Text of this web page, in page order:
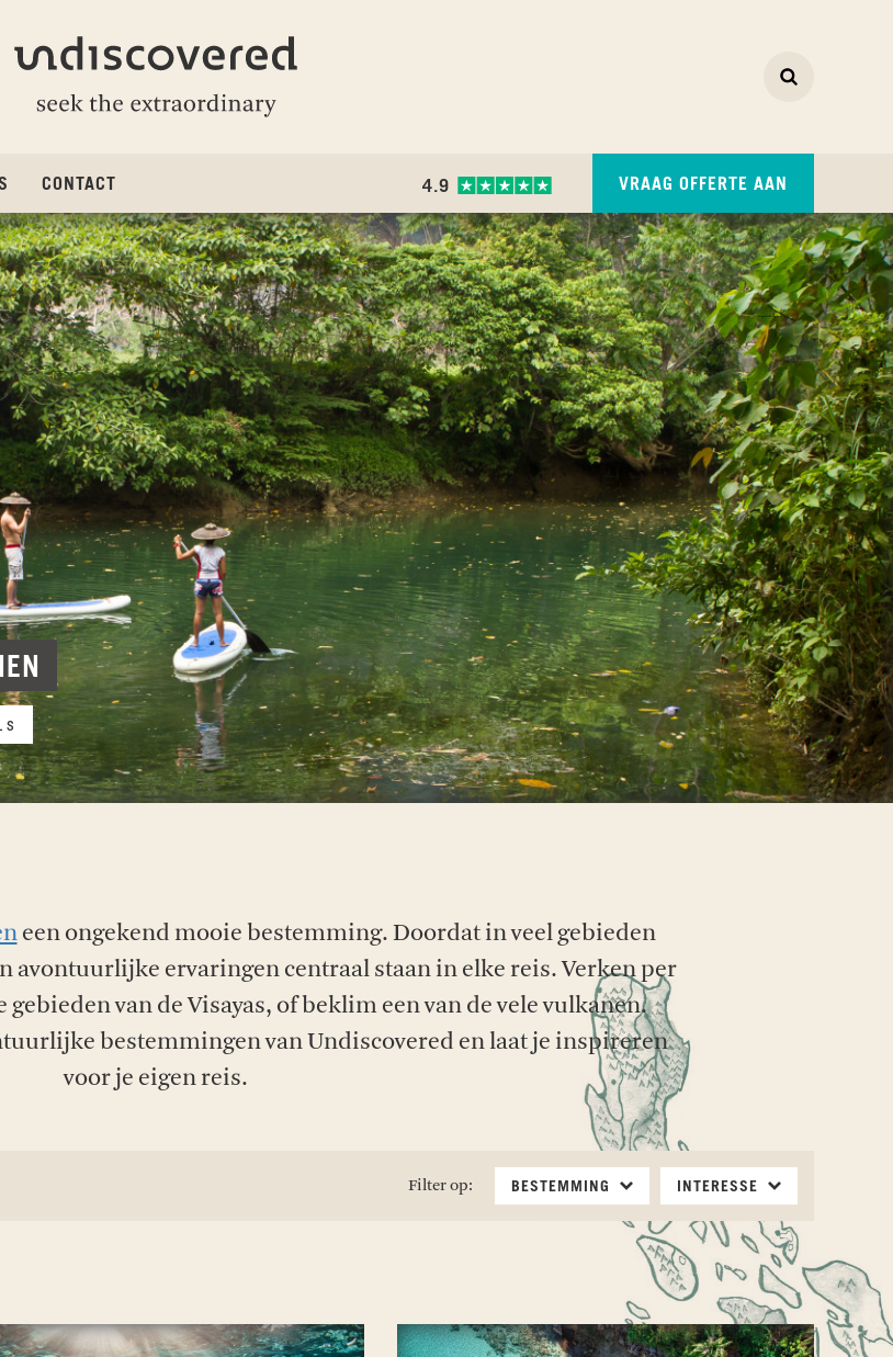
Undiscovered
Zoeken
CONTACT 4.9 VRAAG OFFERTE AAN
een ongekend mooie bestemming. Doordat in veel gebieden
avontuurlijke ervaringen centraal staan in elke reis. Verken per
van de Visayas, of beklim een van de vele vulkanen.
bestemmingen van Undiscovered en laat je inspireren
voor je eigen reis.
Filter op: BESTEMMING INTERESSE